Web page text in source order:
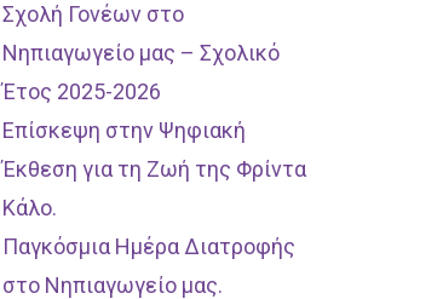
Σχολή Γονέων στο
Νηπιαγωγείο μας – Σχολικό
Έτος 2025-2026
Επίσκεψη στην Ψηφιακή
Έκθεση για τη Ζωή της Φρίντα
Κάλο.
Παγκόσμια Ημέρα Διατροφής
στο Νηπιαγωγείο μας.